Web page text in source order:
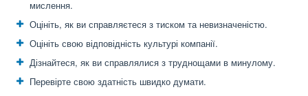
мислення.
Оцініть, як ви справляєтеся з тиском та невизначеністю.
Оцініть свою відповідність культурі компанії.
Дізнайтеся, як ви справлялися з труднощами в минулому.
Перевірте свою здатність швидко думати.